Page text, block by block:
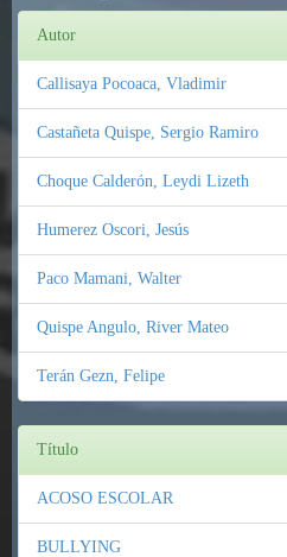
Autor
Callisaya Pocoaca, Vladimir
Castañeta Quispe, Sergio Ramiro
Choque Calderón, Leydi Lizeth
Humerez Oscori, Jesús
Paco Mamani, Walter
Quispe Angulo, River Mateo
Terán Gezn, Felipe
Título
ACOSO ESCOLAR
BULLYING